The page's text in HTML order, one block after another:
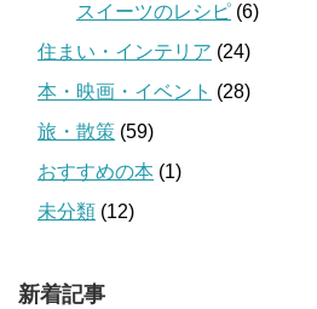
スイーツのレシピ (6)
住まい・インテリア (24)
本・映画・イベント (28)
旅・散策 (59)
おすすめの本 (1)
未分類 (12)
新着記事